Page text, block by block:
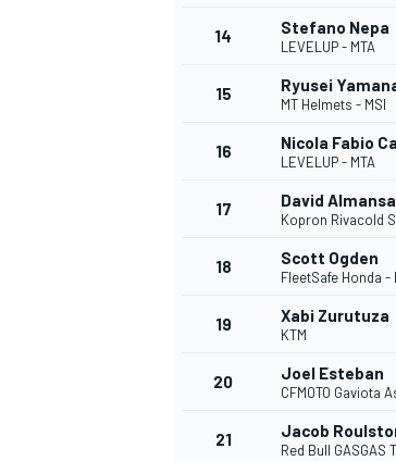
14 Stefano Nepa
LEVELUP - MTA
15 Ryusei
MT Helmets - MSI
16 Nicola Fabio
LEVELUP - MTA
17 David Almansa
Kopron Rivacold
18 Scott Ogden
FleetSafe Honda -
19 Xabi Zurutuza
KTM
20 Joel Esteban
CFMOTO Gaviota
21 Jacob
Red Bull GASGAS